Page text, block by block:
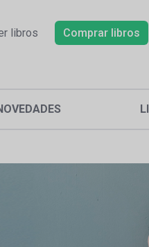
libros Comprar libros